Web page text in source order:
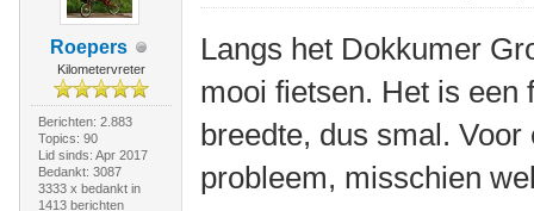
Roepers
Kilometervreter
Berichten: 2.883
Topics: 90
Lid sinds: Apr 2017
Bedankt: 3087
3333 x bedankt in
1413 berichten
Langs het Dokkumer
mooi fietsen. Het is een
breedte, dus smal.
probleem, misschien